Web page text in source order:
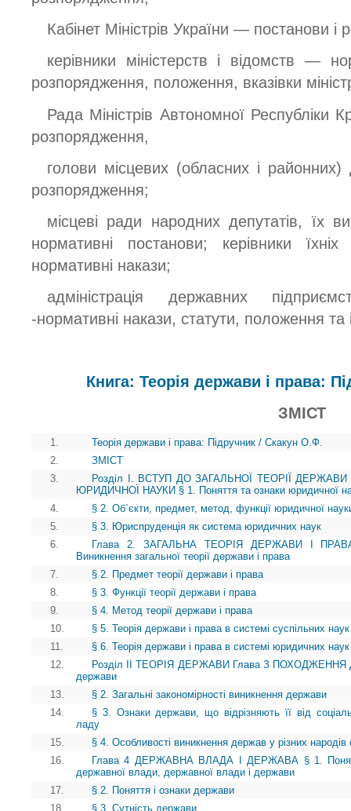
Кабінет Міністрів України — постанови і
керівники міністерств і відомств —
розпорядження, положення, вказівки
Рада Міністрів Автономної Республіки
розпорядження,
голови місцевих (обласних і
розпорядження;
місцеві ради народних депутатів, їх
нормативні постанови; керівники
нормативні накази;
адміністрація державних
-нормативні накази, статути, положення та
Книга: Теорія держави і права:
ЗМІСТ
1.
Теорія держави і права: Підручник / Скакун О.Ф.
2.
ЗМІСТ
3.
Розділ І. ВСТУП ДО ЗАГАЛЬНОЇ ТЕОРІЇ
ЮРИДИЧНОЇ НАУКИ § 1. Поняття та ознаки юридичної
4.
§ 2. Об`єкти, предмет, метод, функції юридичної
5.
§ 3. Юриспруденція як система юридичних наук
6.
Глава 2. ЗАГАЛЬНА ТЕОРІЯ ДЕРЖАВИ І
Виникнення загальної теорії держави і права
7.
§ 2. Предмет теорії держави і права
8.
§ 3. Функції теорії держави і права
9.
§ 4. Метод теорії держави і права
10.
§ 5. Теорія держави і права в системі суспільних наук
11.
§ 6. Теорія держави і права в системі юридичних наук
12.
Розділ II ТЕОРІЯ ДЕРЖАВИ Глава З ПОХОДЖЕННЯ
держави
13.
§ 2. Загальні закономірності виникнення держави
14.
§ 3. Ознаки держави, що відрізняють її від
ладу
15.
§ 4. Особливості виникнення держав у різних народів
16.
Глава 4 ДЕРЖАВНА ВЛАДА І ДЕРЖАВА § 1.
державної влади, державної влади і держави
17.
§ 2. Поняття і ознаки держави
18.
§ 3. Сутність держави